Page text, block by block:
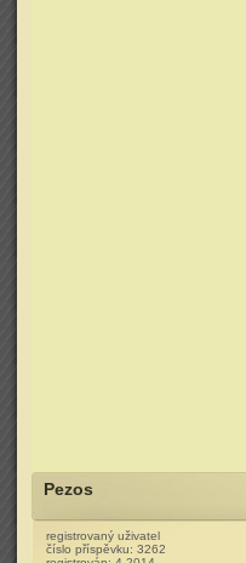
Pezos
registrovaný uživatel
číslo příspěvku: 3262